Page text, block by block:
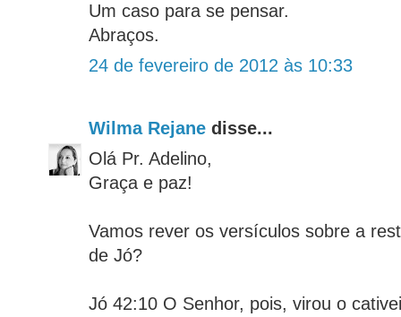
Um caso para se pensar.
Abraços.
24 de fevereiro de 2012 às 10:33
Wilma Rejane disse...
Olá Pr. Adelino,
Graça e paz!
Vamos rever os versículos sobre a
de Jó?
Jó 42:10 O Senhor, pois, virou o